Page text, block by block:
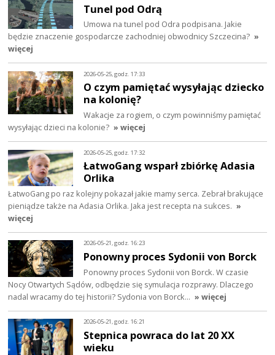
Tunel pod Odrą
Umowa na tunel pod Odra podpisana. Jakie
będzie znaczenie gospodarcze zachodniej obwodnicy Szczecina? »
więcej
2026-05-25, godz. 17:33
O czym pamiętać wysyłając dziecko
na kolonię?
Wakacje za rogiem, o czym powinniśmy pamiętać
wysyłając dzieci na kolonie? » więcej
2026-05-25, godz. 17:32
ŁatwoGang wsparł zbiórkę Adasia
Orlika
ŁatwoGang po raz kolejny pokazał jakie mamy serca. Zebrał brakujące
pieniądze także na Adasia Orlika. Jaka jest recepta na sukces. »
więcej
2026-05-21, godz. 16:23
Ponowny proces Sydonii von Borck
Ponowny proces Sydonii von Borck. W czasie
Nocy Otwartych Sądów, odbędzie się symulacja rozprawy. Dlaczego
nadal wracamy do tej historii? Sydonia von Borck… » więcej
2026-05-21, godz. 16:21
Stepnica powraca do lat 20 XX
wieku